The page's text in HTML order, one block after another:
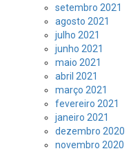
setembro 2021
agosto 2021
julho 2021
junho 2021
maio 2021
abril 2021
março 2021
fevereiro 2021
janeiro 2021
dezembro 2020
novembro 2020